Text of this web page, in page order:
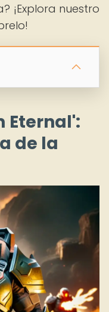
¡Explora nuestro
Eternal':
de la